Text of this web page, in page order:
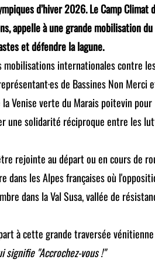
d’hiver 2026. Le Camp Climat
appelle à une grande mobilisation
et défendre la lagune.
mobilisations internationales contre
de Bassines Non
Venise verte du Marais poitevin
une solidarité réciproque entre les
rejointe au départ ou en cours de
dans les Alpes françaises où
dans la Val Susa, vallée de
à cette grande traversée
signifie "Accrochez-vous !"